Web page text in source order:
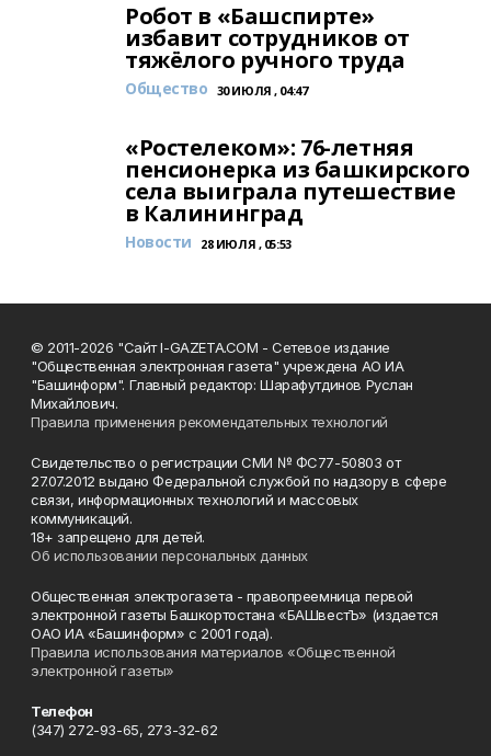
Робот в «Башспирте»
избавит сотрудников от
тяжёлого ручного труда
Общество 30 ИЮЛЯ , 04:47
«Ростелеком»: 76-летняя
пенсионерка из башкирского
села выиграла путешествие
в Калининград
Новости 28 ИЮЛЯ , 05:53
© 2011-2026 "Сайт I-GAZETA.COM - Сетевое издание
"Общественная электронная газета" учреждена АО ИА
"Башинформ". Главный редактор: Шарафутдинов Руслан
Михайлович.
Правила применения рекомендательных технологий
Свидетельство о регистрации СМИ № ФС77-50803 от
27.07.2012 выдано Федеральной службой по надзору в сфере
связи, информационных технологий и массовых
коммуникаций.
18+ запрещено для детей.
Об использовании персональных данных
Общественная электрогазета - правопреемница первой
электронной газеты Башкортостана «БАШвестЪ» (издается
ОАО ИА «Башинформ» с 2001 года).
Правила использования материалов «Общественной
электронной газеты»
Телефон
(347) 272-93-65, 273-32-62